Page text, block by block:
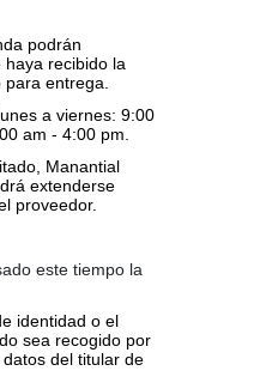
podrán
recibido la
entrega.
a viernes: 9:00
am - 4:00 pm.
Manantial
extenderse
proveedor.
este tiempo la
identidad o el
sea recogido por
del titular de